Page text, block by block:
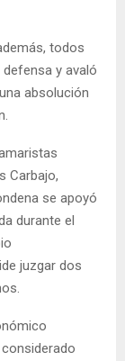
todos
y avaló
absolución
Carbajo,
se apoyó
durante el
juzgar dos